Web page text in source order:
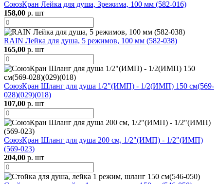
СоюзКран Лейка для душа, 3режима, 100 мм (582-016)
158,00 р. шт
RAIN Лейка для душа, 5 режимов, 100 мм (582-038)
165,00 р. шт
СоюзКран Шланг для душа 1/2"(ИМП) - 1/2(ИМП) 150 см(569-
028)(029)(018)
107,00 р. шт
СоюзКран Шланг для душа 200 см, 1/2"(ИМП) - 1/2"(ИМП)
(569-023)
204,00 р. шт